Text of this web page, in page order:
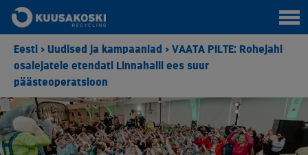
Eesti > Uudised ja kampaaniad > VAATA PILTE: Rohejahi
osalejatele etendati Linnahalli ees suur
päästeoperatsioon